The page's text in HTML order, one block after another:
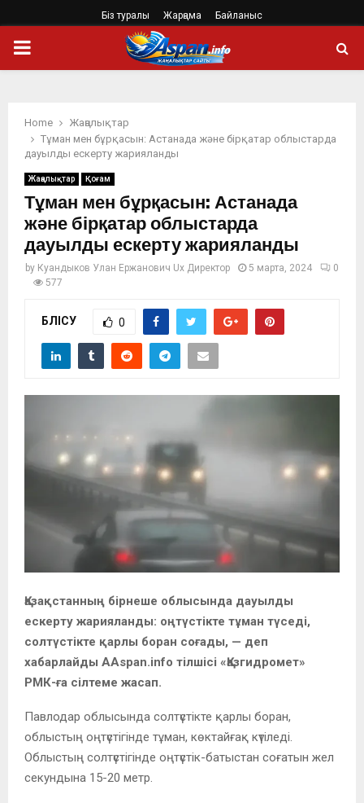
Біз туралы Жарңама Байланыс
PRIMARY
Home
Жаңалықтар
Тұман мен бұрқасын: Астанада және бірқатар облыстарда
дауылды ескерту жарияланды
Жаңалықтар Қоғам
Тұман мен бұрқасын: Астанада
және бірқатар облыстарда
дауылды ескерту жарияланды
by Куандыков Улан Ержанович Ux Директор 5 марта, 2024
0
577
БӨЛІСУ 0
Қазақстанның бірнеше облысында дауылды
ескерту жарияланды: оңтүстікте тұман түседі,
солтүстікте қарлы боран соғады, — деп
хабарлайды AAspan.info тілшісі «Қазгидромет»
РМК-ға сілтеме жасап.
Павлодар облысында солтүстікте қарлы боран,
облыстың оңтүстігінде тұман, көктайғақ күтіледі.
Облыстың солтүстігінде оңтүстік-батыстан соғатын жел
секундына 15-20 метр.